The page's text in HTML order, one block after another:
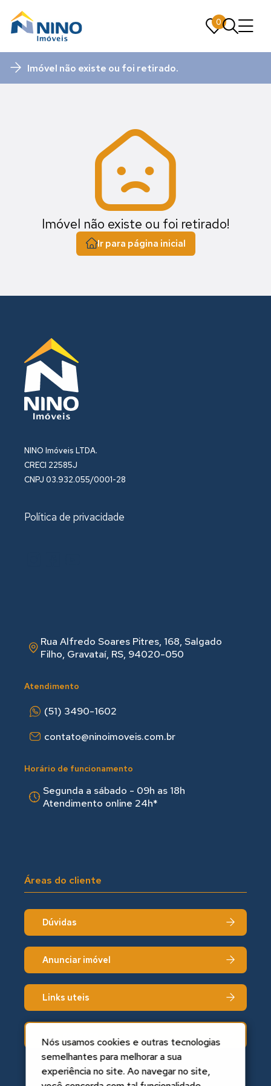
0
0
Imóvel não existe ou foi retirado.
Imóvel não existe ou foi retirado!
Ir para página inicial
NINO Imóveis LTDA.
CRECI 22585J
CNPJ 03.932.055/0001-28
Política de privacidade
Rua Alfredo Soares Pitres, 168, Salgado
Filho, Gravataí, RS, 94020-050
Atendimento
(51) 3490-1602
contato@ninoimoveis.com.br
Horário de funcionamento
Segunda a sábado - 09h as 18hㅤㅤ
Atendimento online 24h*
Áreas do cliente
Dúvidas
Anunciar imóvel
Links uteis
Nós usamos cookies e outras tecnologias
semelhantes para melhorar a sua
experiência no site. Ao navegar no site,